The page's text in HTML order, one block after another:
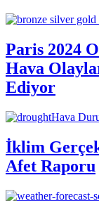
Paris 2024
Hava
Ediyor
Hava
İklim
Afet Raporu